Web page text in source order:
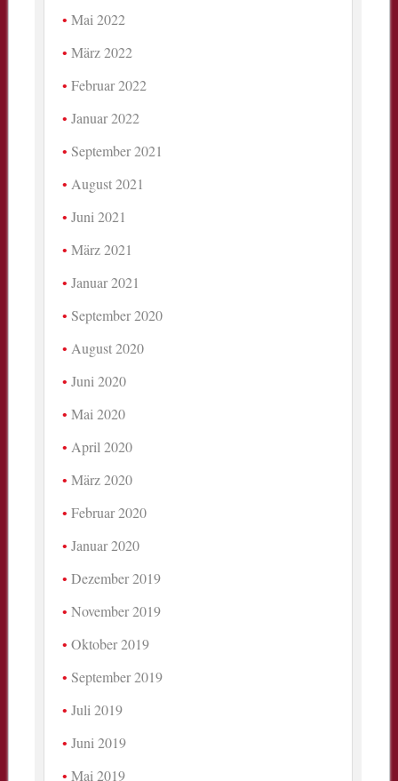
Mai 2022
März 2022
Februar 2022
Januar 2022
September 2021
August 2021
Juni 2021
März 2021
Januar 2021
September 2020
August 2020
Juni 2020
Mai 2020
April 2020
März 2020
Februar 2020
Januar 2020
Dezember 2019
November 2019
Oktober 2019
September 2019
Juli 2019
Juni 2019
Mai 2019